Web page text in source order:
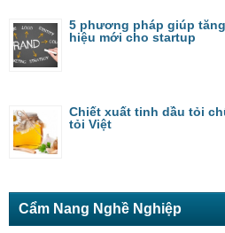
5 phương pháp giúp
hiệu mới cho startup
Chiết xuất tinh dầu tỏi
tỏi Việt
Cẩm Nang Nghề Nghiệp